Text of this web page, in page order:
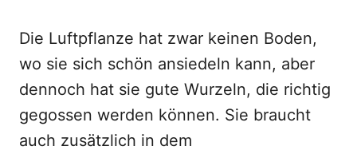
Die Luftpflanze hat zwar keinen Boden,
wo sie sich schön ansiedeln kann, aber
dennoch hat sie gute Wurzeln, die richtig
gegossen werden können. Sie braucht
auch zusätzlich in dem